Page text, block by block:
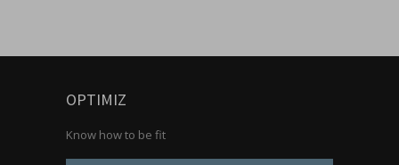
OPTIMIZ
Know how to be fit